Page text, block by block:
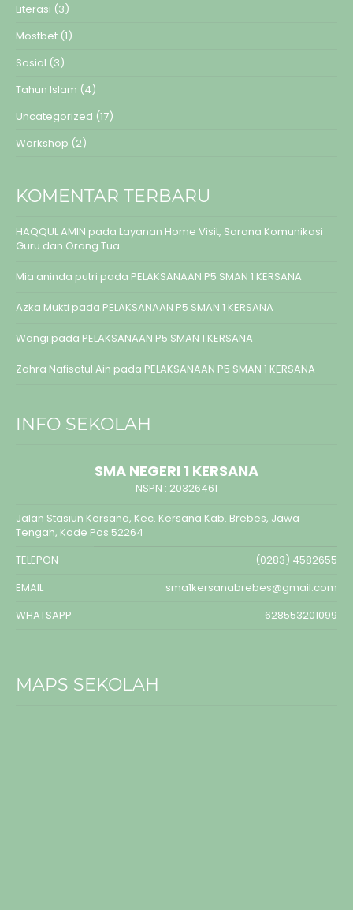
Literasi (3)
Mostbet (1)
Sosial (3)
Tahun Islam (4)
Uncategorized (17)
Workshop (2)
KOMENTAR TERBARU
HAQQUL AMIN pada Layanan Home Visit, Sarana Komunikasi
Guru dan Orang Tua
Mia aninda putri pada PELAKSANAAN P5 SMAN 1 KERSANA
Azka Mukti pada PELAKSANAAN P5 SMAN 1 KERSANA
Wangi pada PELAKSANAAN P5 SMAN 1 KERSANA
Zahra Nafisatul Ain pada PELAKSANAAN P5 SMAN 1 KERSANA
INFO SEKOLAH
SMA NEGERI 1 KERSANA
NSPN : 20326461
Jalan Stasiun Kersana, Kec. Kersana Kab. Brebes, Jawa
Tengah, Kode Pos 52264
TELEPON
(0283) 4582655
EMAIL
sma1kersanabrebes@gmail.com
WHATSAPP
628553201099
MAPS SEKOLAH